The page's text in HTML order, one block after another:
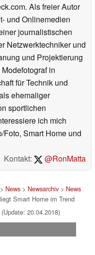
Als freier Autor
und Onlinemedien
journalistischen
Netzwerktechniker und
und Projektierung
in
für Technik und
ehemaliger
sportlichen
ich mich
Smart Home und
Kontakt:
@RonMatta
News> Newsarchiv> News
Smart Home im Trend
20.04.2018)